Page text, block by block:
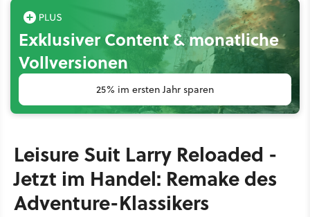
Exklusiver Content & monatliche
Vollversionen
25% im ersten Jahr sparen
Leisure Suit Larry Reloaded -
Jetzt im Handel: Remake des
Adventure-Klassikers